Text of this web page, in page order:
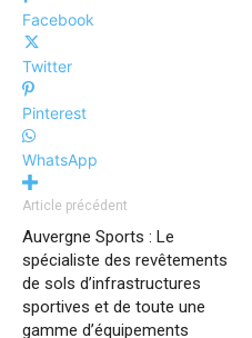
Facebook
Twitter
Pinterest
WhatsApp
Article précédent
Auvergne Sports : Le
spécialiste des revêtements
de sols d’infrastructures
sportives et de toute une
gamme d’équipements